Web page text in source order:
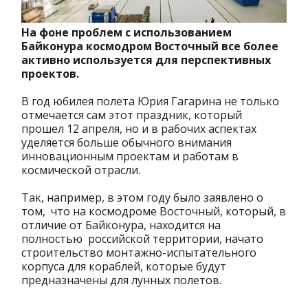
На фоне проблем с использованием
Байконура космодром Восточный все более
активно используется для перспективных
проектов.
В год юбилея полета Юрия Гагарина не только
отмечается сам этот праздник, который
прошел 12 апреля, но и в рабочих аспектах
уделяется больше обычного внимания
инновационным проектам и работам в
космической отрасли.
Так, например, в этом году было заявлено о
том, что на космодроме Восточный, который, в
отличие от Байконура, находится на
полностью российской территории, начато
строительство монтажно-испытательного
корпуса для кораблей, которые будут
предназначены для лунных полетов.